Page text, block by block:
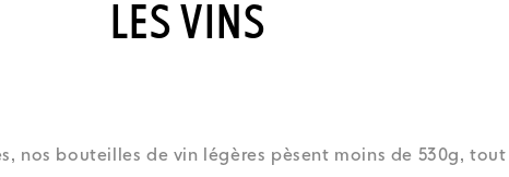
LES VINS
nos bouteilles de vin légères pèsent moins de 530g,